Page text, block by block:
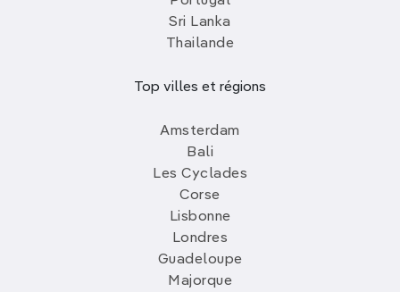
Sri Lanka
Thailande
Top villes et régions
Amsterdam
Bali
Les Cyclades
Corse
Lisbonne
Londres
Guadeloupe
Majorque